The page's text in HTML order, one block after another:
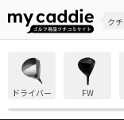
ク
ドライバー FW